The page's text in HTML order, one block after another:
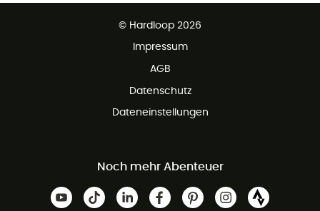
© Hardloop 2026
Impressum
AGB
Datenschutz
Dateneinstellungen
Noch mehr Abenteuer